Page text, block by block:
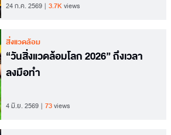
24 ก.ค. 2569 3.7Kviews
สิ่งแวดล้อม
“วันสิ่งแวดล้อมโลก 2026” ถึงเวลา
ลงมือทำ
4 มิ.ย. 2569 73views